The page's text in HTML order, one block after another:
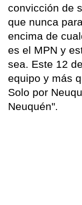
convicción de
que nunca
encima de
es el MPN y
sea. Este 12
equipo y más
Solo por
Neuquén".